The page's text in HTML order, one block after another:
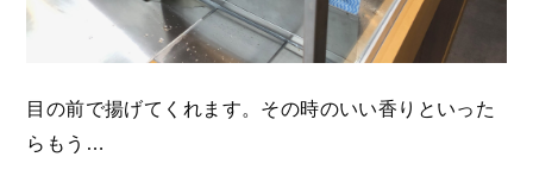
目の前で揚げてくれます。その時のいい香りといった
らもう…